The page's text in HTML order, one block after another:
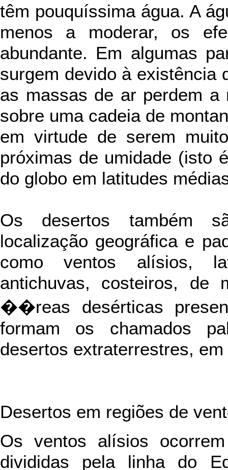
têm pouquíssima água. A
menos a moderar, os
abundante. Em algumas
surgem devido à existência
as massas de ar perdem a
sobre uma cadeia de
em virtude de serem
próximas de umidade (isto
do globo em latitudes
Os desertos também
localização geográfica e
como ventos alísios,
antichuvas, costeiros, de
��reas desérticas
formam os chamados
desertos extraterrestres,
Desertos em regiões de
Os ventos alísios
divididas pela linha do